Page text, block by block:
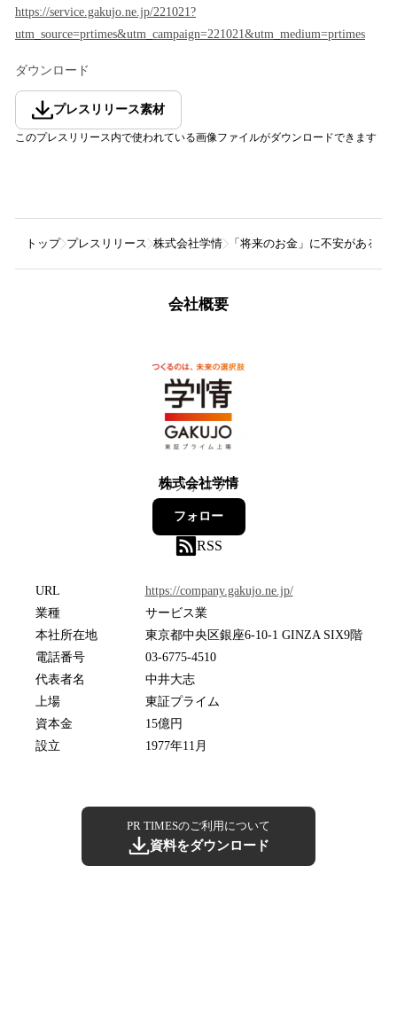
https://service.gakujo.ne.jp/221021?
utm_source=prtimes&utm_campaign=221021&utm_medium=prtimes
ダウンロード
プレスリリース素材
このプレスリリース内で使われている画像ファイルがダウンロードできます
トップ プレスリリース 株式会社学情 「将来のお金」に不安がある
会社概要
株式会社学情
79フォロワー
フォロー
RSS
URL
https://company.gakujo.ne.jp/
業種
サービス業
本社所在地
東京都中央区銀座6-10-1 GINZA SIX9階
電話番号
03-6775-4510
代表者名
中井大志
上場
東証プライム
資本金
15億円
設立
1977年11月
PR TIMESのご利用について
資料をダウンロード